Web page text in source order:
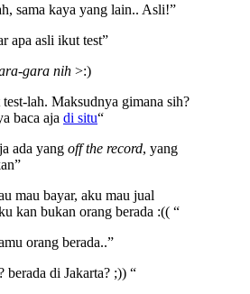
sama kaya yang lain.. Asli!”
apa asli ikut test”
gara nih >:)
lah. Maksudnya gimana sih?
baca aja di situ“
ada yang off the record, yang
mau bayar, aku mau jual
kan bukan orang berada :(( “
orang berada..”
berada di Jakarta? ;)) “